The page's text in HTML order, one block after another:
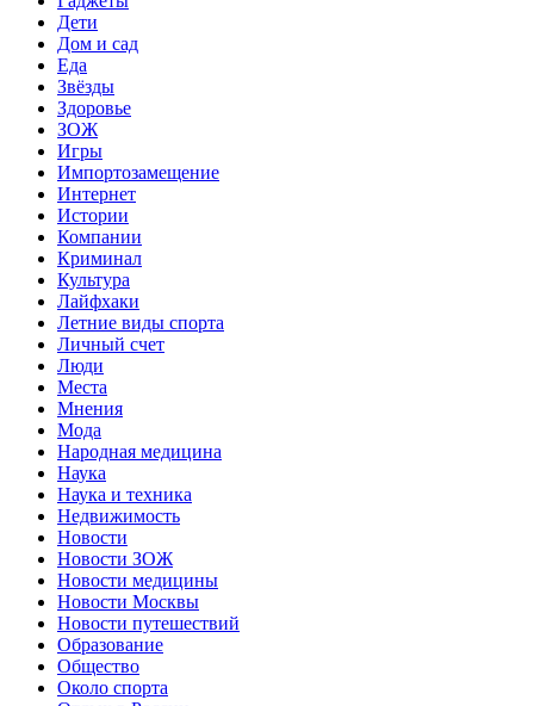
Дети
Дом и сад
Еда
Звёзды
Здоровье
ЗОЖ
Игры
Импортозамещение
Интернет
Истории
Компании
Криминал
Культура
Лайфхаки
Летние виды спорта
Личный счет
Люди
Места
Мнения
Мода
Народная медицина
Наука
Наука и техника
Недвижимость
Новости
Новости ЗОЖ
Новости медицины
Новости Москвы
Новости путешествий
Образование
Общество
Около спорта